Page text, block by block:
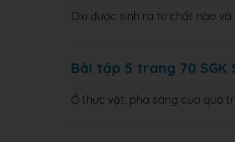
Oxi được sinh ra từ chất nào
Bài tập 5 trang 70 SGK
Ở thực vật, pha sáng của quá